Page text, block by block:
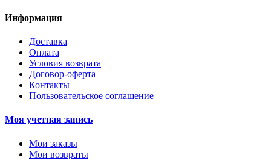
Информация
Доставка
Оплата
Условия возврата
Договор-оферта
Контакты
Пользовательское соглашение
Моя учетная запись
Мои заказы
Мои возвраты